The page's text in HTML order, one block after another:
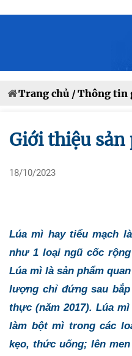
Trang chủ /Thông tin
Giới thiệu
18/10/2023
Lúa mì hay tiểu mạch
như 1 loại ngũ cốc
Lúa mì là sản phẩm
lượng chỉ đứng sau
thực (năm 2017). Lúa
làm bột mì trong các
kẹo, thức uống; lên